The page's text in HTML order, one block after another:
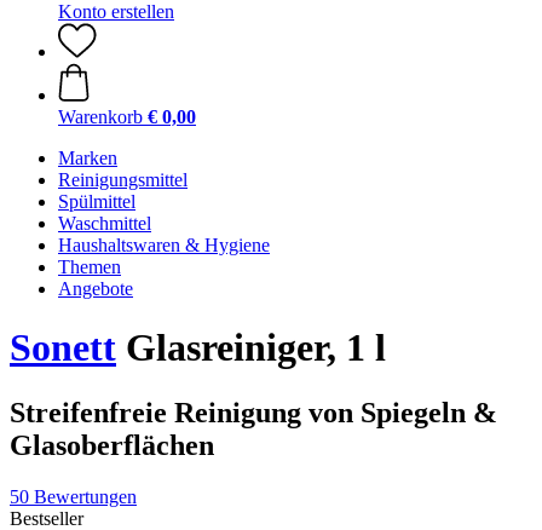
Konto erstellen
Warenkorb € 0,00
Marken
Reinigungsmittel
Spülmittel
Waschmittel
Haushaltswaren & Hygiene
Themen
Angebote
Sonett Glasreiniger, 1 l
Streifenfreie Reinigung von Spiegeln &
Glasoberflächen
50 Bewertungen
Bestseller